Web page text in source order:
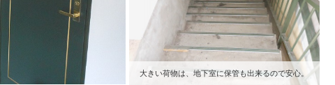
大きい荷物は、地下室に保管も出来るので安心。